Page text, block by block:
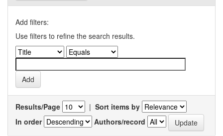
Add filters:
Use filters to refine the search results.
Results/Page | Sort items by
In order
Authors/record